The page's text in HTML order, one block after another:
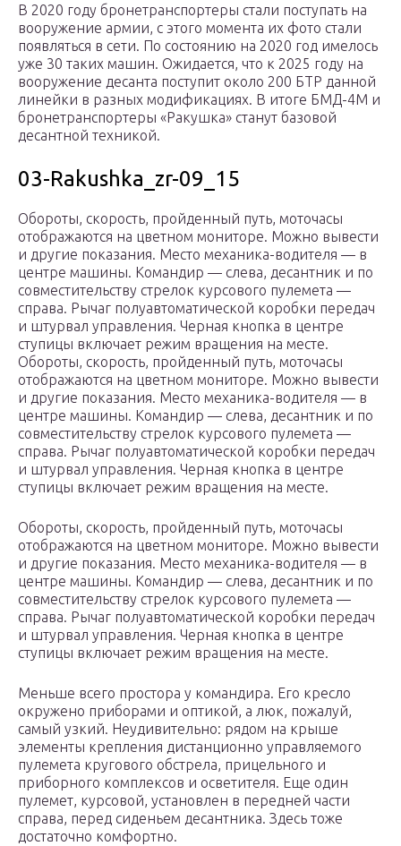
В 2020 году бронетранспортеры стали поступать на
вооружение армии, с этого момента их фото стали
появляться в сети. По состоянию на 2020 год имелось
уже 30 таких машин. Ожидается, что к 2025 году на
вооружение десанта поступит около 200 БТР данной
линейки в разных модификациях. В итоге БМД-4М и
бронетранспортеры «Ракушка» станут базовой
десантной техникой.
03-Rakushka_zr-09_15
Обороты, скорость, пройденный путь, моточасы
отображаются на цветном мониторе. Можно вывести
и другие показания. Место механика-водителя — в
центре машины. Командир — слева, десантник и по
совместительству стрелок курсового пулемета —
справа. Рычаг полуавтоматической коробки передач
и штурвал управления. Черная кнопка в центре
ступицы включает режим вращения на месте.
Обороты, скорость, пройденный путь, моточасы
отображаются на цветном мониторе. Можно вывести
и другие показания. Место механика-водителя — в
центре машины. Командир — слева, десантник и по
совместительству стрелок курсового пулемета —
справа. Рычаг полуавтоматической коробки передач
и штурвал управления. Черная кнопка в центре
ступицы включает режим вращения на месте.
Обороты, скорость, пройденный путь, моточасы
отображаются на цветном мониторе. Можно вывести
и другие показания. Место механика-водителя — в
центре машины. Командир — слева, десантник и по
совместительству стрелок курсового пулемета —
справа. Рычаг полуавтоматической коробки передач
и штурвал управления. Черная кнопка в центре
ступицы включает режим вращения на месте.
Меньше всего простора у командира. Его кресло
окружено приборами и оптикой, а люк, пожалуй,
самый узкий. Неудивительно: рядом на крыше
элементы крепления дистанционно управляемого
пулемета кругового обстрела, прицельного и
приборного комплексов и осветителя. Еще один
пулемет, курсовой, установлен в передней части
справа, перед сиденьем десантника. Здесь тоже
достаточно комфортно.